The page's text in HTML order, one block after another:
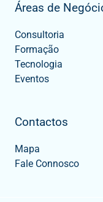
Áreas de
Consultoria
Formação
Tecnologia
Eventos
Contactos
Mapa
Fale Connosco